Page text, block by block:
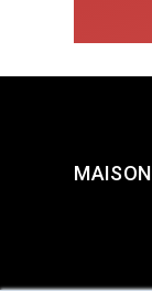
MAISON